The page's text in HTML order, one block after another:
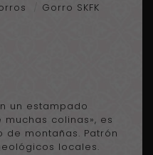
Gorro SKFK
un estampado
colinas», es
montañas. Patrón
locales.